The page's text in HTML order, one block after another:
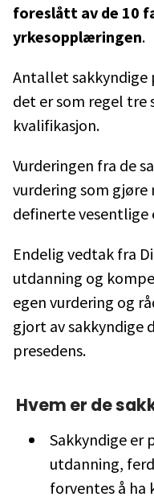
foreslått av de 10
yrkesopplæringen.
Antallet sakkyndige
det er som regel tre
kvalifikasjon.
Vurderingen fra de
vurdering som
definerte vesentlige
Endelig vedtak fra
utdanning og
egen vurdering og
gjort av sakkyndige
presedens.
Hvem er de
Sakkyndige er
utdanning,
forventes å ha